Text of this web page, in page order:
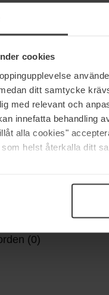
cookies
ditt samtycke
med relevant och
innefatta behandling
alla cookies"
helst återkalla ditt
huid rond de ogen
(0)